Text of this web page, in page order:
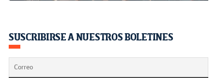
SUSCRIBIRSE A NUESTROS BOLETINES